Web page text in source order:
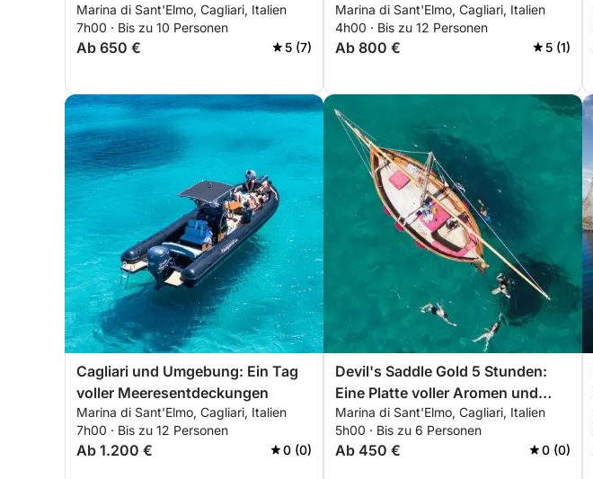
und kristallklarem Meer
Marina di Sant'Elmo, Cagliari, Italien
7h00 · Bis zu 10 Personen
Ab 650 € 5 (7)
Marina di Sant'Elmo, Cagliari, Italien
4h00 · Bis zu 12 Personen
Ab 800 € 5 (1)
Cagliari und Umgebung: Ein Tag
voller Meeresentdeckungen
Marina di Sant'Elmo, Cagliari, Italien
7h00 · Bis zu 12 Personen
Ab 1.200 € 0 (0)
Devil's Saddle Gold 5 Stunden:
Eine Platte voller Aromen und
kristallklares Meer
Marina di Sant'Elmo, Cagliari, Italien
5h00 · Bis zu 6 Personen
Ab 450 € 0 (0)